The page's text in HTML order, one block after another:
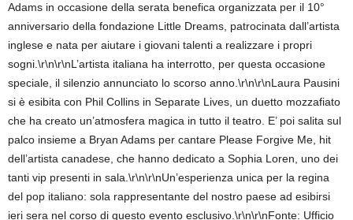
Adams in occasione della serata benefica organizzata per il 10°
anniversario della fondazione Little Dreams, patrocinata dall’artista
inglese e nata per aiutare i giovani talenti a realizzare i propri
sogni.\r\n\r\nL’artista italiana ha interrotto, per questa occasione
speciale, il silenzio annunciato lo scorso anno.\r\n\r\nLaura Pausini
si è esibita con Phil Collins in Separate Lives, un duetto mozzafiato
che ha creato un’atmosfera magica in tutto il teatro. E’ poi salita sul
palco insieme a Bryan Adams per cantare Please Forgive Me, hit
dell’artista canadese, che hanno dedicato a Sophia Loren, uno dei
tanti vip presenti in sala.\r\n\r\nUn’esperienza unica per la regina
del pop italiano: sola rappresentante del nostro paese ad esibirsi
ieri sera nel corso di questo evento esclusivo.\r\n\r\nFonte: Ufficio